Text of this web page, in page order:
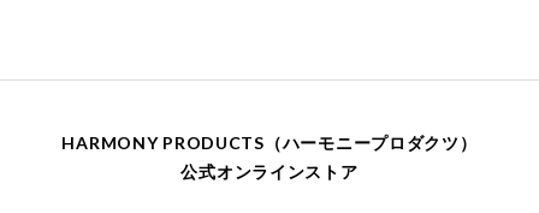
HARMONY PRODUCTS（ハーモニープロダクツ）
公式オンラインストア